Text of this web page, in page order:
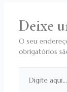
Deixe
O seu
obrigatórios
aqui...